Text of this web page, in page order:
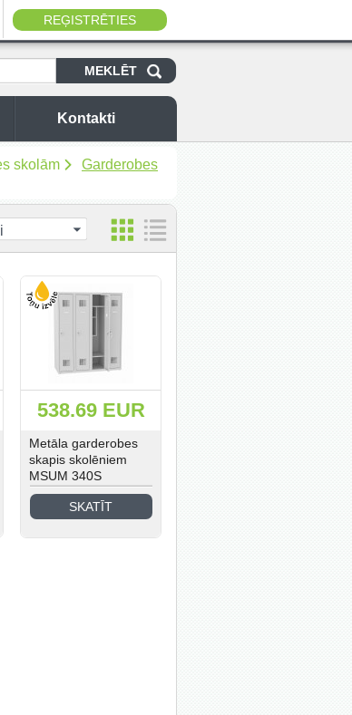
REĢISTRĒTIES
Kontakti
skolām
Garderobes
538.69 EUR
Metāla garderobes
skapis skolēniem
MSUM 340S
SKATĪT